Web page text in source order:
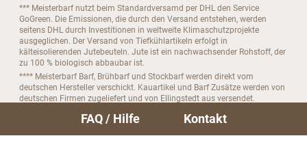
*** Meisterbarf nutzt beim Standardversamd per DHL den Service
GoGreen. Die Emissionen, die durch den Versand entstehen, werden
seitens DHL durch Investitionen in weltweite Klimaschutzprojekte
ausgeglichen. Der Versand von Tiefkühlartikeln erfolgt in
kälteisolierenden Jutebeuteln. Jute ist ein nachwachsender Rohstoff, der
zu 100 % biologisch abbaubar ist.
**** Meisterbarf Barf, Brühbarf und Stockbarf werden direkt vom
deutschen Hersteller verschickt. Kauartikel und Barf Zusätze werden von
deutschen Firmen zugeliefert und von Ellingstedt aus versendet.
***** Bitte beachte, das du dein Abo nur bis zu 4 Tage vor der nächsten
Folgebestellung kündigen kannst.
FAQ / Hilfe Kontakt